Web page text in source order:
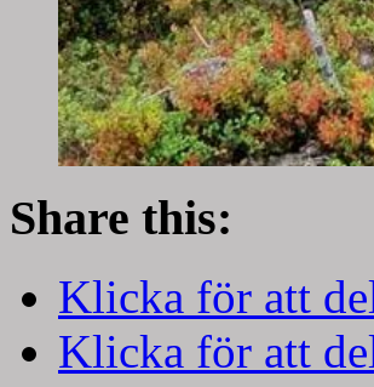
Share this:
Klicka för att
Klicka för att